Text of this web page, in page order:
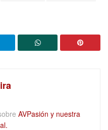
AVPasión y nuestra